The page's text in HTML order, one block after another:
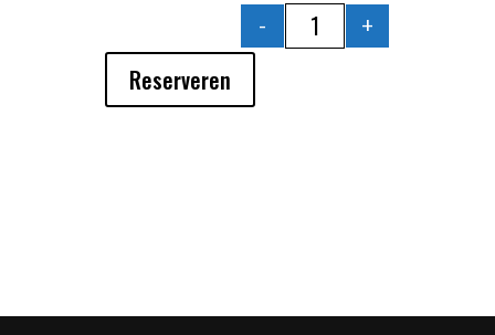
BELEVENIS 26 JULI
- +
Reserveren